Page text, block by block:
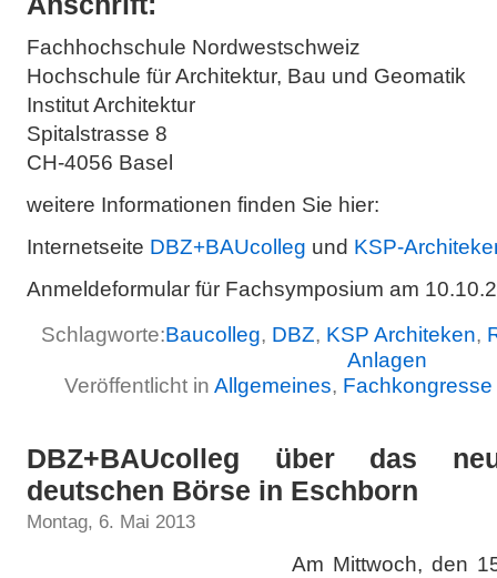
Fachhochschule Nordwestschweiz
Hochschule für Architektur, Bau und Geomatik
Institut Architektur
Spitalstrasse 8
CH-4056 Basel
weitere Informationen finden Sie hier:
Internetseite DBZ+BAUcolleg und KSP-
Anmeldeformular für Fachsymposium am
Schlagworte:Baucolleg, DBZ, KSP Architeken,
Anlagen
Veröffentlicht in Allgemeines, Fachkongresse
DBZ+BAUcolleg über das
deutschen Börse in Eschborn
Montag, 6. Mai 2013
Am Mittwoch, den